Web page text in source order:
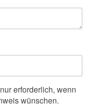
erforderlich, wenn
wünschen.